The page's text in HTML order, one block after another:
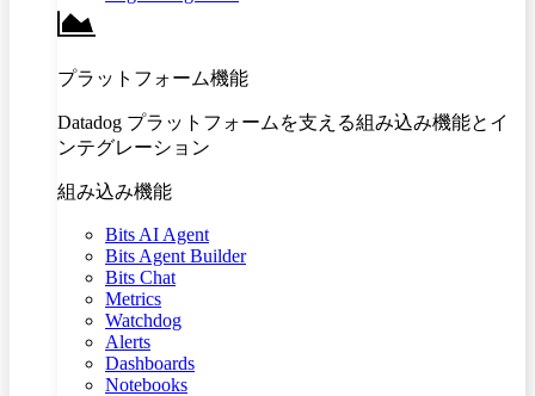
プラットフォーム機能
Datadog プラットフォームを支える組み込み機能とイ
ンテグレーション
組み込み機能
Bits AI Agent
Bits Agent Builder
Bits Chat
Metrics
Watchdog
Alerts
Dashboards
Notebooks